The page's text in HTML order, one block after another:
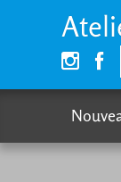
Panneau de